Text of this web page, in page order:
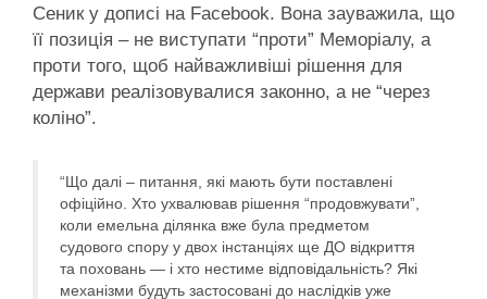
Сеник у дописі на Facebook. Вона зауважила, що
її позиція – не виступати “проти” Меморіалу, а
проти того, щоб найважливіші рішення для
держави реалізовувалися законно, а не “через
коліно”.
“Що далі – питання, які мають бути поставлені
офіційно. Хто ухвалював рішення “продовжувати”,
коли емельна ділянка вже була предметом
судового спору у двох інстанціях ще ДО відкриття
та поховань — і хто нестиме відповідальність? Які
механізми будуть застосовані до наслідків уже